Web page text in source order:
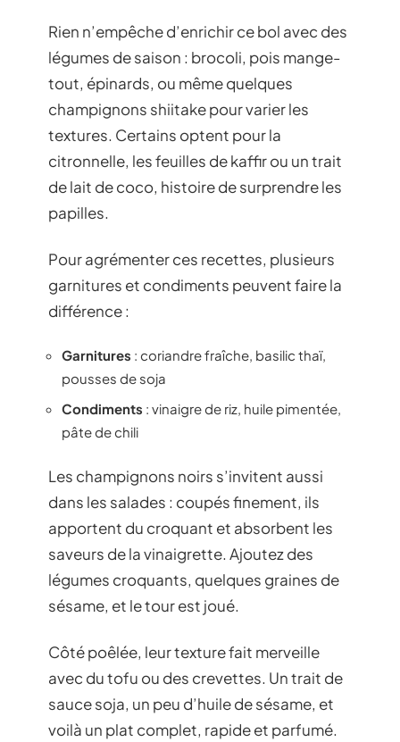
Rien n’empêche d’enrichir ce bol avec des
légumes de saison : brocoli, pois mange-
tout, épinards, ou même quelques
champignons shiitake pour varier les
textures. Certains optent pour la
citronnelle, les feuilles de kaffir ou un trait
de lait de coco, histoire de surprendre les
papilles.
Pour agrémenter ces recettes, plusieurs
garnitures et condiments peuvent faire la
différence :
Garnitures : coriandre fraîche, basilic thaï,
pousses de soja
Condiments : vinaigre de riz, huile pimentée,
pâte de chili
Les champignons noirs s’invitent aussi
dans les salades : coupés finement, ils
apportent du croquant et absorbent les
saveurs de la vinaigrette. Ajoutez des
légumes croquants, quelques graines de
sésame, et le tour est joué.
Côté poêlée, leur texture fait merveille
avec du tofu ou des crevettes. Un trait de
sauce soja, un peu d’huile de sésame, et
voilà un plat complet, rapide et parfumé.